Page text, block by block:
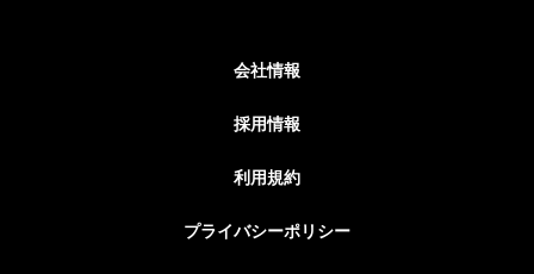
会社情報
採用情報
利用規約
プライバシーポリシー